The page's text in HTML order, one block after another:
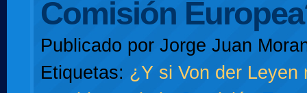
Comisión
Publicado por Jorge Juan
Etiquetas: ¿Y si Von der Leyen